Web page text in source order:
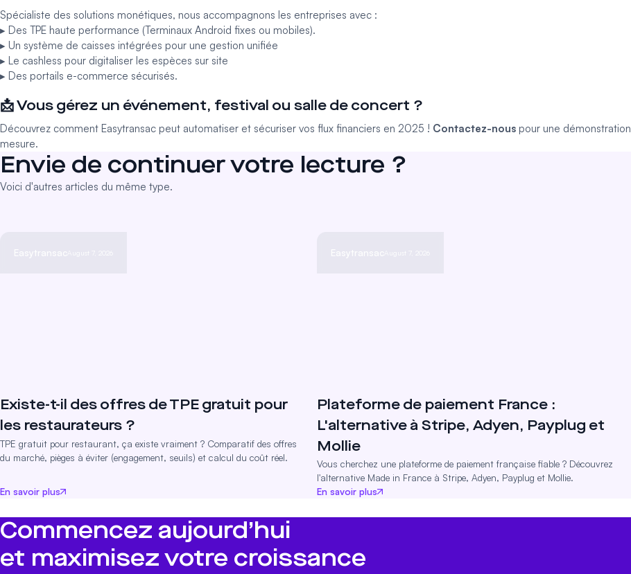
Spécialiste des solutions monétiques, nous accompagnons les entreprises avec :
▸ Des TPE haute performance (Terminaux Android fixes ou mobiles).
▸ Un système de caisses intégrées pour une gestion unifiée
▸ Le cashless pour digitaliser les espèces sur site
▸ Des portails e-commerce sécurisés.
📩 Vous gérez un événement, festival ou salle de concert ?
Découvrez comment Easytransac peut automatiser et sécuriser vos flux financiers en 2025 ! Contactez-nous pour une
mesure.
Envie de continuer votre lecture ?
Voici d'autres articles du même type.
Easytransac August 7, 2026
Existe-t-il des offres de TPE gratuit pour
les restaurateurs ?
TPE gratuit pour restaurant, ça existe vraiment ? Comparatif des offres
du marché, pièges à éviter (engagement, seuils) et calcul du coût réel.
En savoir plus
Easytransac August 7, 2026
Plateforme de paiement France :
L'alternative à Stripe, Adyen, Payplug et
Mollie
Vous cherchez une plateforme de paiement française fiable ? Découvrez
l'alternative Made in France à Stripe, Adyen, Payplug et Mollie.
En savoir plus
Commencez aujourd’hui
et maximisez votre croissance